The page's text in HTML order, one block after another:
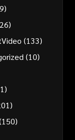
(133)
(10)